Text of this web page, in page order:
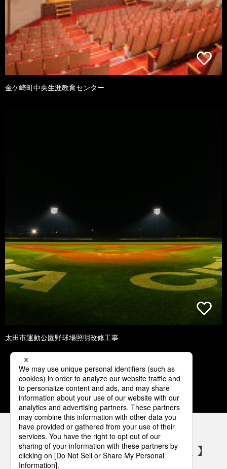
金ケ崎町中央生涯教育センター
太田市運動公園野球場照明改修工事
1 2 3 4 5
パナソニックの電気設備 SNSアカウント